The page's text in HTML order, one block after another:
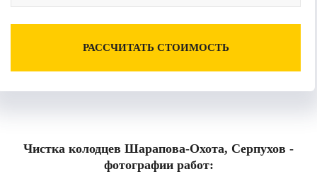
РАССЧИТАТЬ СТОИМОСТЬ
Чистка колодцев Шарапова-Охота, Серпухов -
фотографии работ: